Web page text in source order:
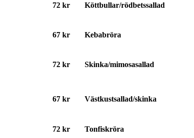
72 kr Köttbullar/rödbetssallad
67 kr Kebabröra
72 kr Skinka/mimosasallad
67 kr Västkustsallad/skinka
72 kr Tonfiskröra